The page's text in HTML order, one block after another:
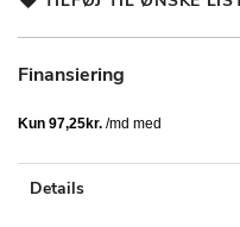
Finansiering
Details